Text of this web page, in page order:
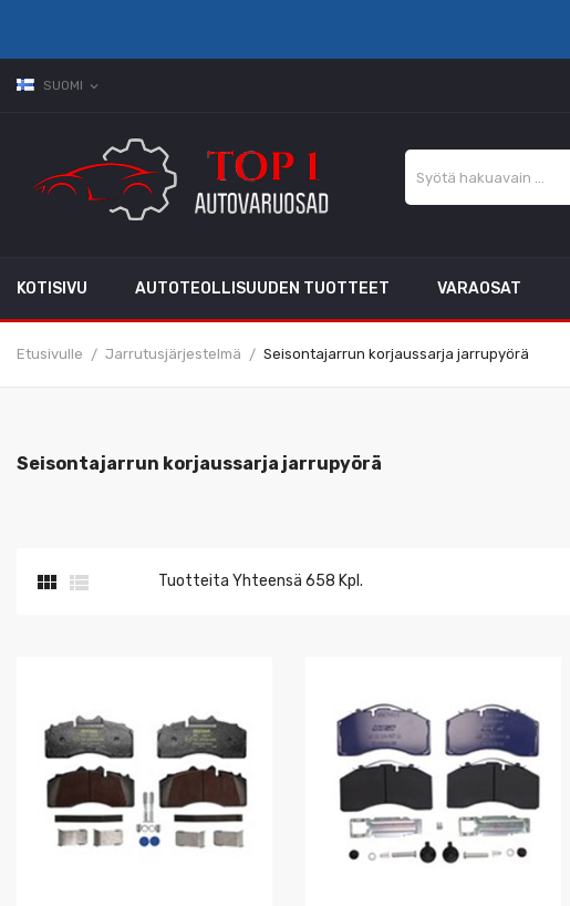
SUOMI expand_more
KOTISIVU AUTOTEOLLISUUDEN TUOTTEET VARAOSAT
Etusivulle Jarrutusjärjestelmä Seisontajarrun korjaussarja jarrupyörä
Seisontajarrun korjaussarja jarrupyörä
  Tuotteita Yhteensä 658 Kpl.